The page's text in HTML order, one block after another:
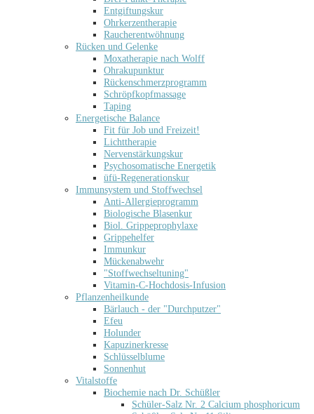
Entgiftungskur
Ohrkerzentherapie
Raucherentwöhnung
Rücken und Gelenke
Moxatherapie nach Wolff
Ohrakupunktur
Rückenschmerzprogramm
Schröpfkopfmassage
Taping
Energetische Balance
Fit für Job und Freizeit!
Lichttherapie
Nervenstärkungskur
Psychosomatische Energetik
üfü-Regenerationskur
Immunsystem und Stoffwechsel
Anti-Allergieprogramm
Biologische Blasenkur
Biol. Grippeprophylaxe
Grippehelfer
Immunkur
Mückenabwehr
"Stoffwechseltuning"
Vitamin-C-Hochdosis-Infusion
Pflanzenheilkunde
Bärlauch - der "Durchputzer"
Efeu
Holunder
Kapuzinerkresse
Schlüsselblume
Sonnenhut
Vitalstoffe
Biochemie nach Dr. Schüßler
Schüler-Salz Nr. 2 Calcium phosphoricum